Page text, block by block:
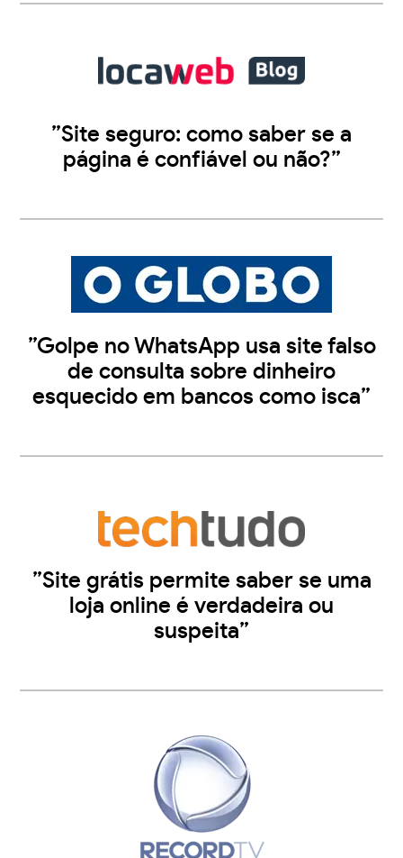
”Site seguro: como saber se a
página é confiável ou não?”
”Golpe no WhatsApp usa site falso
de consulta sobre dinheiro
esquecido em bancos como isca”
”Site grátis permite saber se uma
loja online é verdadeira ou
suspeita”